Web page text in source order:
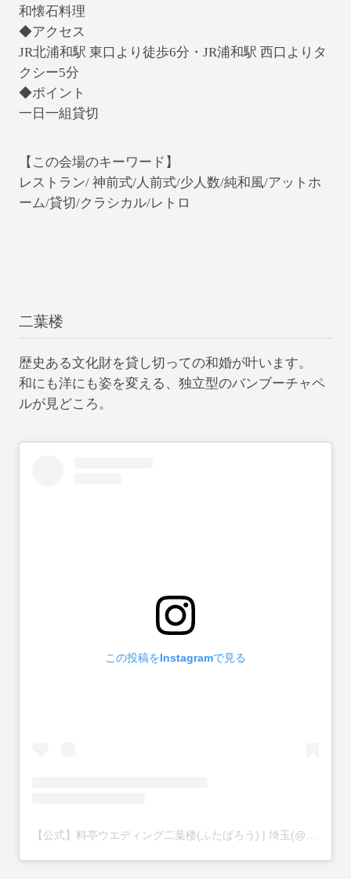
和懐石料理
◆アクセス
JR北浦和駅 東口より徒歩6分・JR浦和駅 西口よりタ
クシー5分
◆ポイント
一日一組貸切
【この会場のキーワード】
レストラン/ 神前式/人前式/少人数/純和風/アットホ
ーム/貸切/クラシカル/レトロ
二葉楼
歴史ある文化財を貸し切っての和婚が叶います。
和にも洋にも姿を変える、独立型のバンブーチャペ
ルが見どころ。
この投稿をInstagramで見る